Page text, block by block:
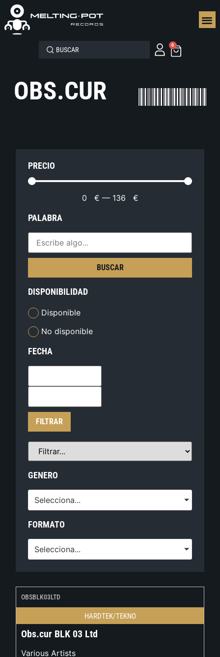
0
OBS.CUR
PRECIO
0 € — 136 €
PALABRA
BUSCAR
DISPONIBILIDAD
Disponible
No disponible
FECHA
FILTRAR
GENERO
Selecciona...
FORMATO
Selecciona...
OBSBLK03LTD
HARDTEK/TEKNO
Obs.cur BLK 03 Ltd
Various Artists